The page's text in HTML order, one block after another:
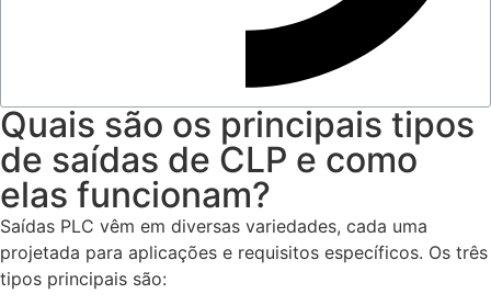
Quais são os principais tipos
de saídas de CLP e como
elas funcionam?
Saídas PLC vêm em diversas variedades, cada uma
projetada para aplicações e requisitos específicos. Os três
tipos principais são: